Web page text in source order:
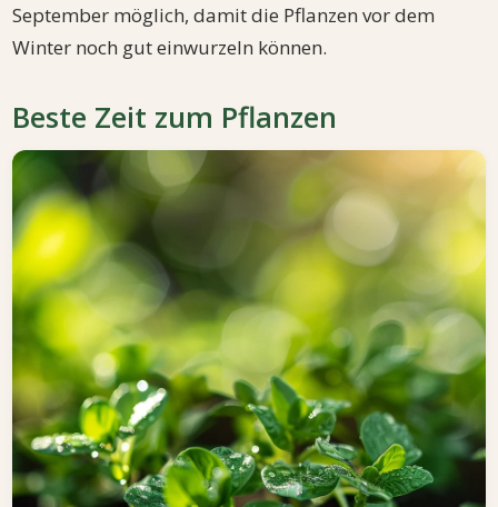
September möglich, damit die Pflanzen vor dem
Winter noch gut einwurzeln können.
Beste Zeit zum Pflanzen